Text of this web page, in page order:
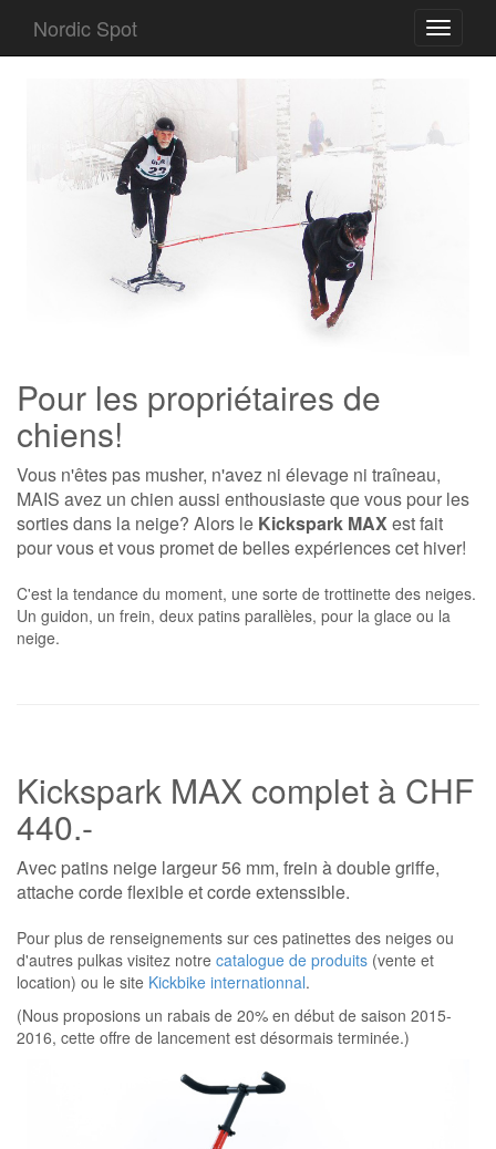
Toggle
Nordic Spot
Pour les propriétaires de
chiens!
Vous n'êtes pas musher, n'avez ni élevage ni traîneau,
MAIS avez un chien aussi enthousiaste que vous pour les
sorties dans la neige? Alors le Kickspark MAXest fait
pour vous et vous promet de belles expériences cet hiver!
C'est la tendance du moment, une sorte de trottinette des neiges.
Un guidon, un frein, deux patins parallèles, pour la glace ou la
neige.
Kickspark MAX complet à CHF
440.-
Avec patins neige largeur 56 mm, frein à double griffe,
attache corde flexible et corde extenssible.
Pour plus de renseignements sur ces patinettes des neiges ou
d'autres pulkas visitez notre catalogue de produits (vente et
location) ou le site Kickbike internationnal.
(Nous proposions un rabais de 20% en début de saison 2015-
2016, cette offre de lancement est désormais terminée.)